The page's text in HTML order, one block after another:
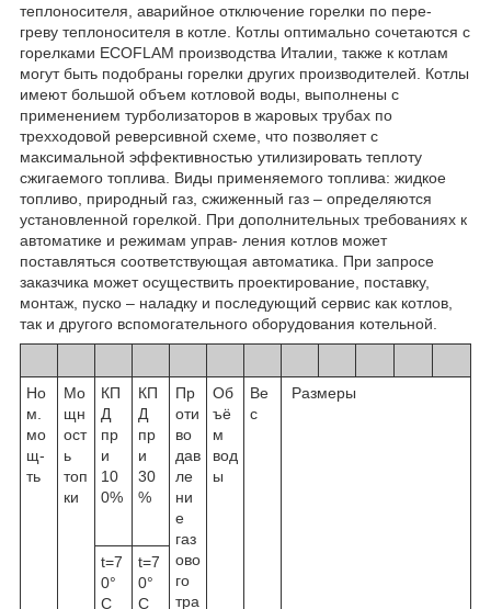
теплоносителя, аварийное отключение горелки по пере-
греву теплоносителя в котле. Котлы оптимально сочетаются с
горелками ECOFLAM производства Италии, также к котлам
могут быть подобраны горелки других производителей. Котлы
имеют большой объем котловой воды, выполнены с
применением турболизаторов в жаровых трубах по
трехходовой реверсивной схеме, что позволяет с
максимальной эффективностью утилизировать теплоту
сжигаемого топлива. Виды применяемого топлива: жидкое
топливо, природный газ, сжиженный газ – определяются
установленной горелкой. При дополнительных требованиях к
автоматике и режимам управ- ления котлов может
поставляться соответствующая автоматика. При запросе
заказчика может осуществить проектирование, поставку,
монтаж, пуско – наладку и последующий сервис как котлов,
так и другого вспомогательного оборудования котельной.
Но
м.
мо
щ-
ть
Мо
щн
ост
ь
топ
ки
КП
Д
пр
и
10
0%
КП
Д
пр
и
30
%
Пр
оти
во
дав
ле
ни
е
газ
ово
го
тра
Об
ъё
м
вод
ы
Ве
с
Размеры
t=7
0°
C
t=7
0°
C